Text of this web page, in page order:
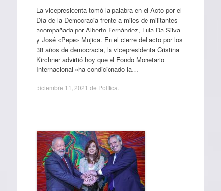
La vicepresidenta tomó la palabra en el Acto por el
Día de la Democracia frente a miles de militantes
acompañada por Alberto Fernández, Lula Da Silva
y José «Pepe» Mujica. En el cierre del acto por los
38 años de democracia, la vicepresidenta Cristina
Kirchner advirtió hoy que el Fondo Monetario
Internacional «ha condicionado la…
diciembre 11, 2021 de Política